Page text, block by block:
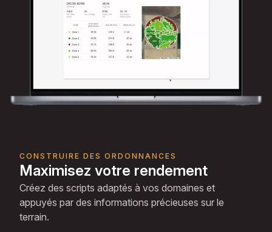
CONSTRUIRE DES ORDONNANCES
Maximisez votre rendement
Créez des scripts adaptés à vos domaines et
appuyés par des informations précieuses sur le
terrain.